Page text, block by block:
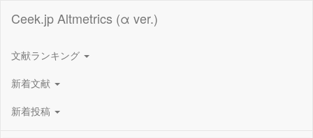
Ceek.jp Altmetrics (α ver.)
文献ランキング
新着文献
新着投稿